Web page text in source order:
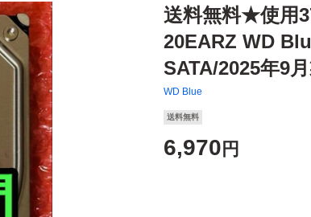
送料無料★使用
20EARZ WD
SATA/2025年9
WD Blue
送料無料
6,970 円